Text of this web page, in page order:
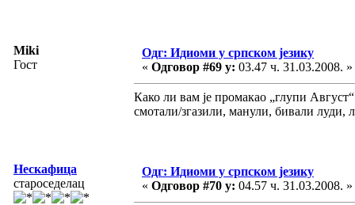
Miki
Гост
Одг: Идиоми у српском језику
« Одговор #69 у: 03.47 ч. 31.03.2008. »
Како ли вам је промакао „глупи
смотали/згазили, манули, бивали луди,
Нескафица
староседелац
Одг: Идиоми у српском језику
« Одговор #70 у: 04.57 ч. 31.03.2008. »